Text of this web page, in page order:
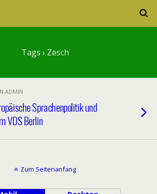
Tags › Zesch
ADMIN
Sprachenpolitik und
VDS Berlin
Zum Seitenanfang